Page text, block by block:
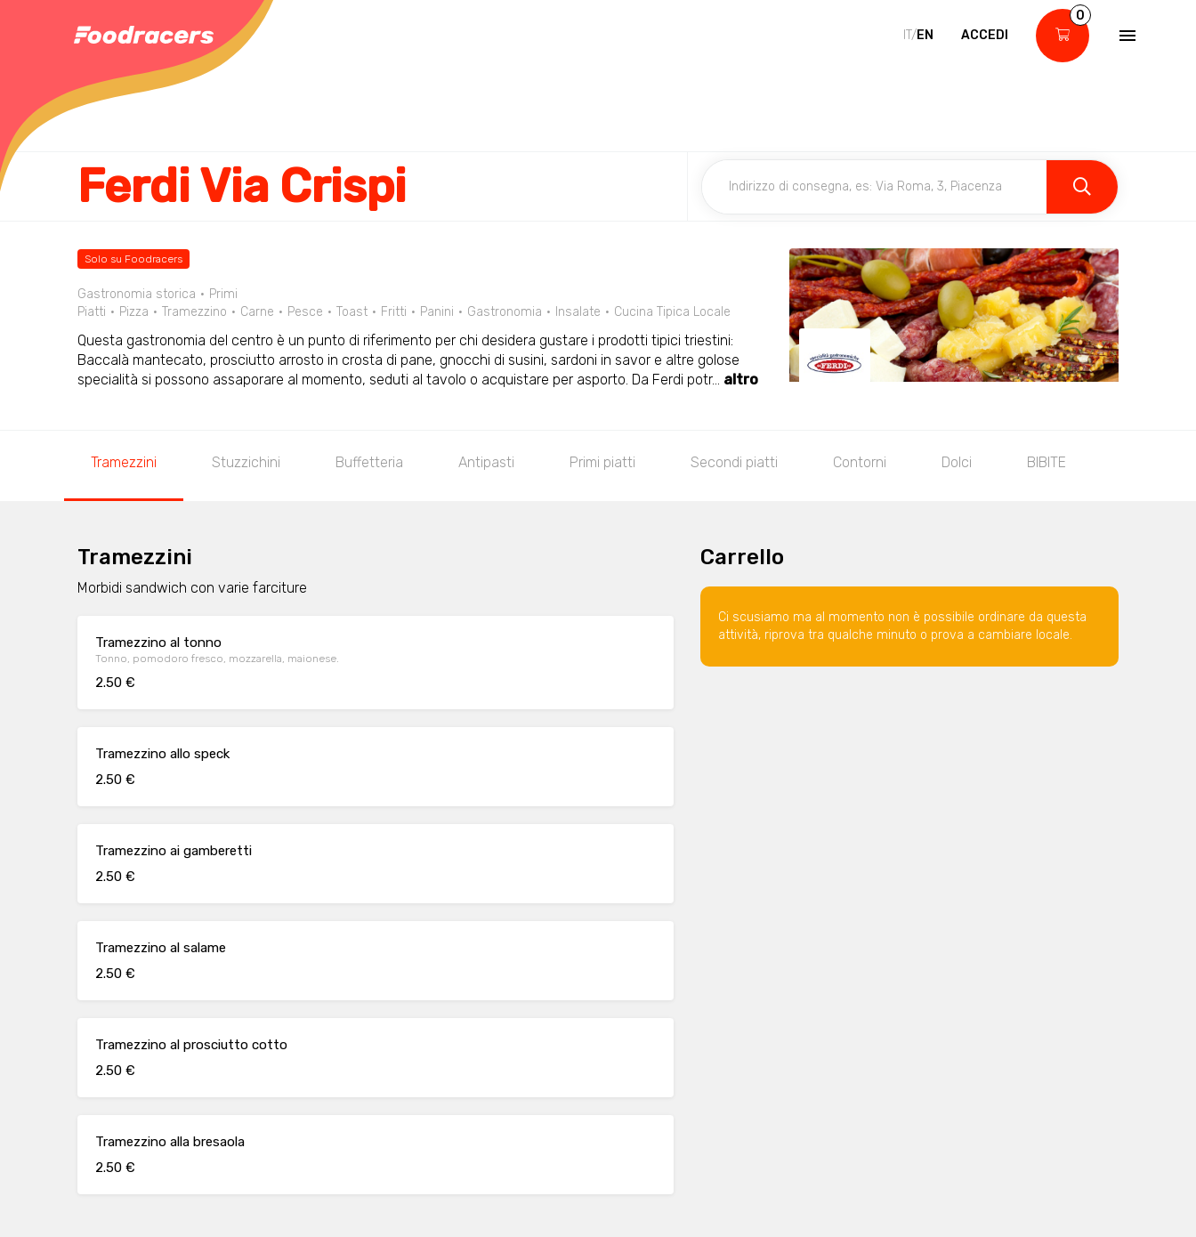
IT/EN ACCEDI
0
Ferdi Via Crispi
Solo su Foodracers
Gastronomia storica
Primi
Piatti
Pizza Tramezzino Carne Pesce Toast Fritti Panini Gastronomia Insalate Cucina Tipica Locale
Questa gastronomia del centro è un punto di riferimento per chi desidera gustare i prodotti tipici triestini:
Baccalà mantecato, prosciutto arrosto in crosta di pane, gnocchi di susini, sardoni in savor e altre golose
specialità si possono assaporare al momento, seduti al tavolo o acquistare per asporto. Da Ferdi potr... altro
Tramezzini Stuzzichini Buffetteria Antipasti Primi piatti Secondi piatti Contorni Dolci BIBITE
Tramezzini
Morbidi sandwich con varie farciture
Tramezzino al tonno
Tonno, pomodoro fresco, mozzarella, maionese.
2.50 €
Tramezzino allo speck
2.50 €
Tramezzino ai gamberetti
2.50 €
Tramezzino al salame
2.50 €
Tramezzino al prosciutto cotto
2.50 €
Tramezzino alla bresaola
2.50 €
Carrello
Ci scusiamo ma al momento non è possibile ordinare da questa
attività, riprova tra qualche minuto o prova a cambiare locale.